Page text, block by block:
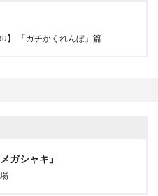
】 「ガチかくれんぼ」篇
ガシャキ』